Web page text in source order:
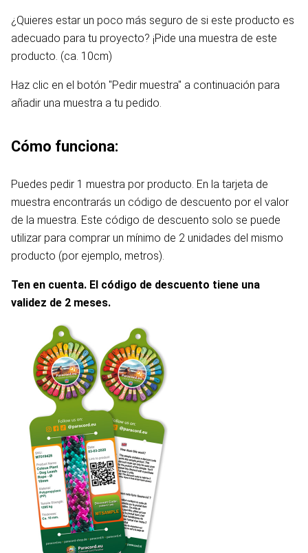
¿Quieres estar un poco más seguro de si este producto es
adecuado para tu proyecto? ¡Pide una muestra de este
producto. (ca. 10cm)
Haz clic en el botón "Pedir muestra" a continuación para
añadir una muestra a tu pedido.
Cómo funciona:
Puedes pedir 1 muestra por producto. En la tarjeta de
muestra encontrarás un código de descuento por el valor
de la muestra. Este código de descuento solo se puede
utilizar para comprar un mínimo de 2 unidades del mismo
producto (por ejemplo, metros).
Ten en cuenta. El código de descuento tiene una
validez de 2 meses.